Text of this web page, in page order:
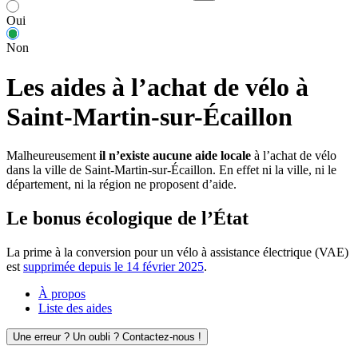
Oui
Non
Les aides à l’achat de vélo à
Saint-Martin-sur-Écaillon
Malheureusement il n’existe aucune aide locale à l’achat de vélo
dans la ville de Saint-Martin-sur-Écaillon. En effet ni la ville, ni le
département, ni la région ne proposent d’aide.
Le bonus écologique de l’État
La prime à la conversion pour un vélo à assistance électrique (VAE)
est supprimée depuis le 14 février 2025.
À propos
Liste des aides
Une erreur ? Un oubli ? Contactez-nous !